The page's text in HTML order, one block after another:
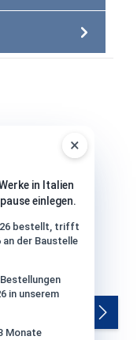
×
in Italien
einlegen.
bestellt, trifft
an der Baustelle
in unserem
Monate
-